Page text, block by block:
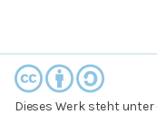
Dieses Werk steht unter